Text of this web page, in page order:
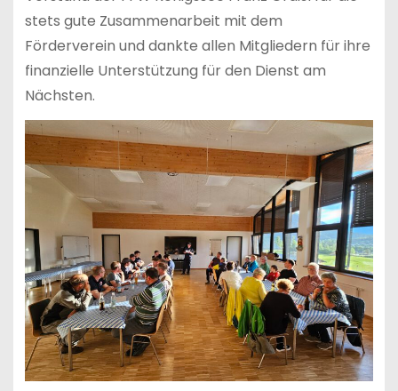
stets gute Zusammenarbeit mit dem
Förderverein und dankte allen Mitgliedern für ihre
finanzielle Unterstützung für den Dienst am
Nächsten.